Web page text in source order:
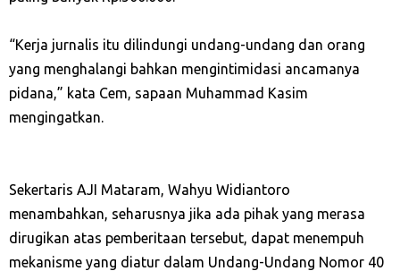
“Kerja jurnalis itu dilindungi undang-undang dan orang
yang menghalangi bahkan mengintimidasi ancamanya
pidana,” kata Cem, sapaan Muhammad Kasim
mengingatkan.
Sekertaris AJI Mataram, Wahyu Widiantoro
menambahkan, seharusnya jika ada pihak yang merasa
dirugikan atas pemberitaan tersebut, dapat menempuh
mekanisme yang diatur dalam Undang-Undang Nomor 40